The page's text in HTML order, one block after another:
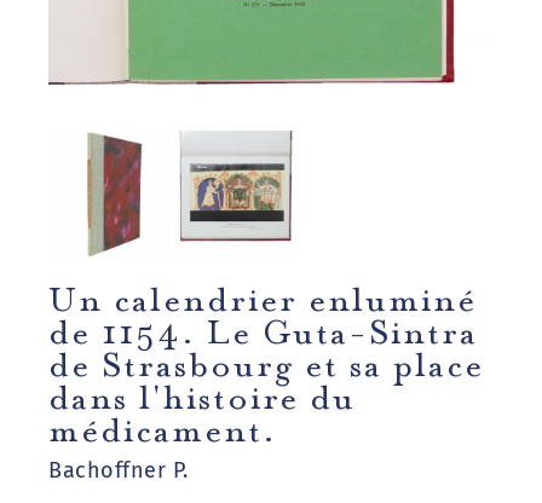
Un calendrier enluminé
de 1154. Le Guta-Sintra
de Strasbourg et sa place
dans l'histoire du
médicament.
Bachoffner P.